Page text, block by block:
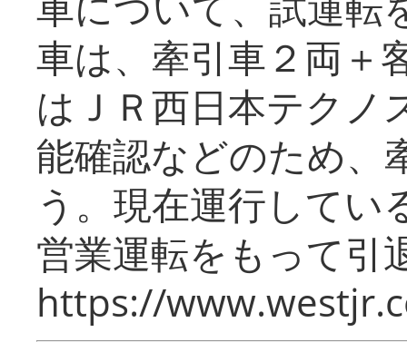
車は、牽引車２両＋
はＪＲ西日本テクノ
能確認などのため、
う。現在運行してい
営業運転をもって引
https://